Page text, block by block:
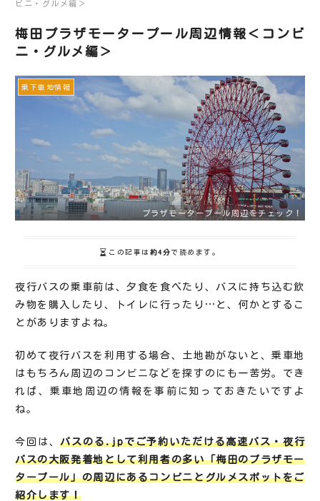
ビニ・グルメ編＞
梅田プラザモータープール周辺情報＜コンビ
ニ・グルメ編＞
乗下車地情報
プラザモータープール周辺をチェック！
この記事は 約4分で読めます。
夜行バスの乗車前は、夕食を食べたり、バスに持ち込む飲
み物を購入したり、トイレに行ったり…と、何かとするこ
とがありますよね。
初めて夜行バスを利用する場合、土地勘がないと、乗車地
はもちろん周辺のコンビニなどを探すのにも一苦労。でき
れば、乗車地周辺の情報を事前に知っておきたいですよ
ね。
今回は、バスのる.jpでご予約いただける高速バス・夜行
バスの大阪発着地として利用者の多い「梅田のプラザモー
タープール」の周辺にあるコンビニとグルメスポットをご
紹介します！